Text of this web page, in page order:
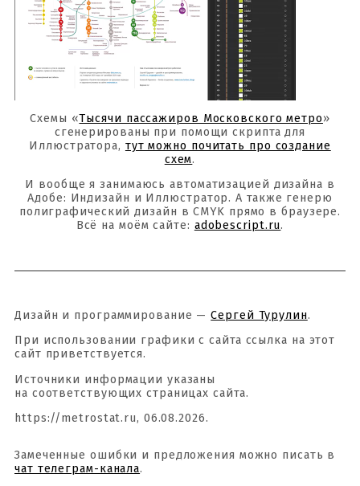
Схемы «Тысячи пассажиров Московского метро»
сгенерированы при помощи скрипта для
Иллюстратора, тут можно почитать про создание
схем.
И вообще я занимаюсь автоматизацией дизайна в
Адобе: Индизайн и Иллюстратор. А также генерю
полиграфический дизайн в CMYK прямо в браузере.
Всё на моём сайте: adobescript.ru.
Дизайн и программирование —Сергей Турулин.
При использовании графики с сайта ссылка на этот
сайт приветствуется.
Источники информации указаны
на соответствующих страницах сайта.
https://metrostat.ru, 06.08.2026.
Замеченные ошибки и предложения можно писать в
чат телеграм-канала.